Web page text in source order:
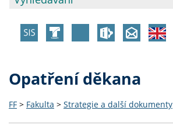
Opatření děkana
FF > Fakulta > Strategie a další dokumenty